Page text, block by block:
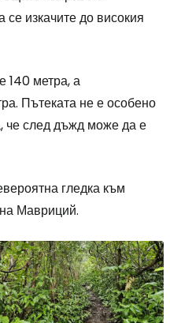
изкачите до високия
140 метра, а
Пътеката не е особено
че след дъжд може да е
гледка към
Мавриций.